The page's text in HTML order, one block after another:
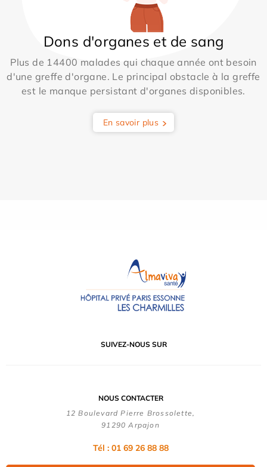
Dons d'organes et de sang
Plus de 14400 malades qui chaque année ont besoin
d'une greffe d'organe. Le principal obstacle à la greffe
est le manque persistant d'organes disponibles.
En savoir plus
SUIVEZ-NOUS SUR
NOUS CONTACTER
12 Boulevard Pierre Brossolette,
91290 Arpajon
Tél : 01 69 26 88 88